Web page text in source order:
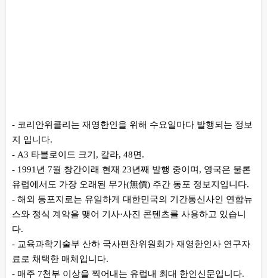
- 코리안위클리는 재영한인을 위해 수요일마다 발행되는 정보
지 입니다.
- A3 타블로이드 크기, 칼라, 48면.
- 1991년 7월 창간이래 현재 23년째 발행 중이며, 영국은 물론
유럽에서도 가장 오래된 무가(無價) 주간 동포 정보지입니다.
- 해외 동포지로는 유일하게 대한민국의 기간통신사인 연합뉴
스와 정식 계약을 맺어 기사·사진 콘텐츠를 사용하고 있습니
다.
- 교육과학기술부 산하 국사편찬위원회가 재영한인사 연구자
료로 채택한 매체입니다.
- 매주 7천부 이상을 찍어내는 유럽내 최대 한인신문입니다.